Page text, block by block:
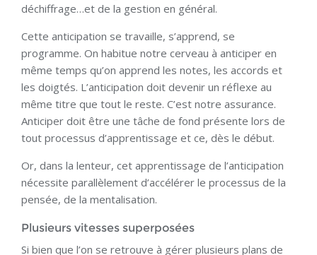
déchiffrage…et de la gestion en général.
Cette anticipation se travaille, s’apprend, se
programme. On habitue notre cerveau à anticiper en
même temps qu’on apprend les notes, les accords et
les doigtés. L’anticipation doit devenir un réflexe au
même titre que tout le reste. C’est notre assurance.
Anticiper doit être une tâche de fond présente lors de
tout processus d’apprentissage et ce, dès le début.
Or, dans la lenteur, cet apprentissage de l’anticipation
nécessite parallèlement d’accélérer le processus de la
pensée, de la mentalisation.
Plusieurs vitesses superposées
Si bien que l’on se retrouve à gérer plusieurs plans de